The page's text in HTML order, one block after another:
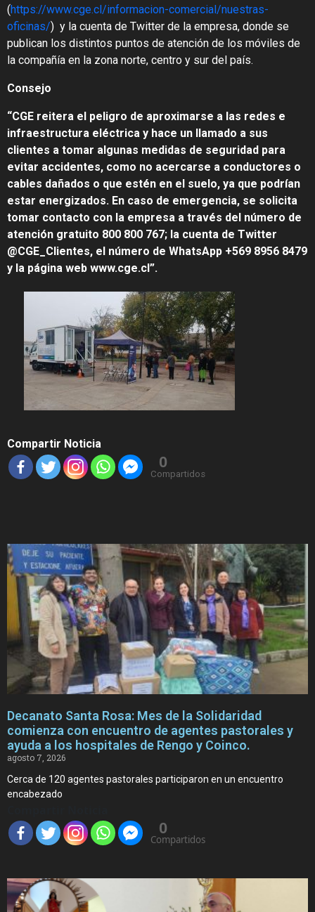
(https://www.cge.cl/informacion-comercial/nuestras-
oficinas/) y la cuenta de Twitter de la empresa, donde se
publican los distintos puntos de atención de los móviles de
la compañía en la zona norte, centro y sur del país.
Consejo
“CGE reitera el peligro de aproximarse a las redes e
infraestructura eléctrica y hace un llamado a sus
clientes a tomar algunas medidas de seguridad para
evitar accidentes, como no acercarse a conductores o
cables dañados o que estén en el suelo, ya que podrían
estar energizados. En caso de emergencia, se solicita
tomar contacto con la empresa a través del número de
atención gratuito 800 800 767; la cuenta de Twitter
@CGE_Clientes, el número de WhatsApp +569 8956 8479
y la página web www.cge.cl”.
Compartir Noticia
0
Compartidos
Decanato Santa Rosa: Mes de la Solidaridad
comienza con encuentro de agentes pastorales y
ayuda a los hospitales de Rengo y Coinco.
agosto 7, 2026
Cerca de 120 agentes pastorales participaron en un encuentro
encabezado
0
Compartidos